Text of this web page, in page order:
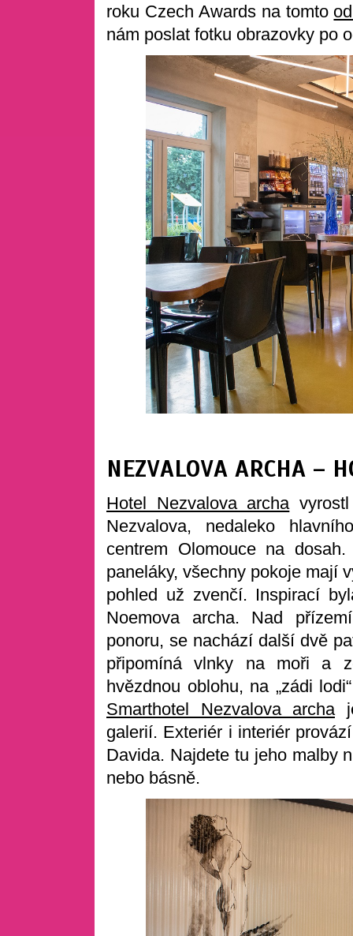
roku Czech Awards na tomto
nám poslat fotku obrazovky po
NEZVALOVA ARCHA –
Hotel Nezvalova archa
Nezvalova, nedaleko
centrem Olomouce na
paneláky, všechny pokoje mají
pohled už zvenčí. Inspirací
Noemova archa. Nad
ponoru, se nachází další dvě
připomíná vlnky na moři a
hvězdnou oblohu, na „zádi
Smarthotel Nezvalova archa
galerií. Exteriér i interiér
Davida. Najdete tu jeho malby
nebo básně.